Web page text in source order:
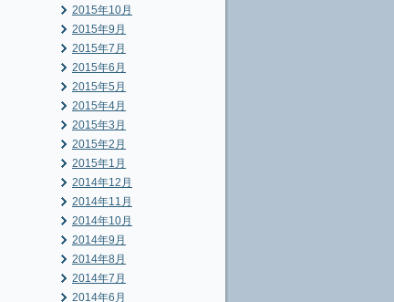
2015年10月
2015年9月
2015年7月
2015年6月
2015年5月
2015年4月
2015年3月
2015年2月
2015年1月
2014年12月
2014年11月
2014年10月
2014年9月
2014年8月
2014年7月
2014年6月